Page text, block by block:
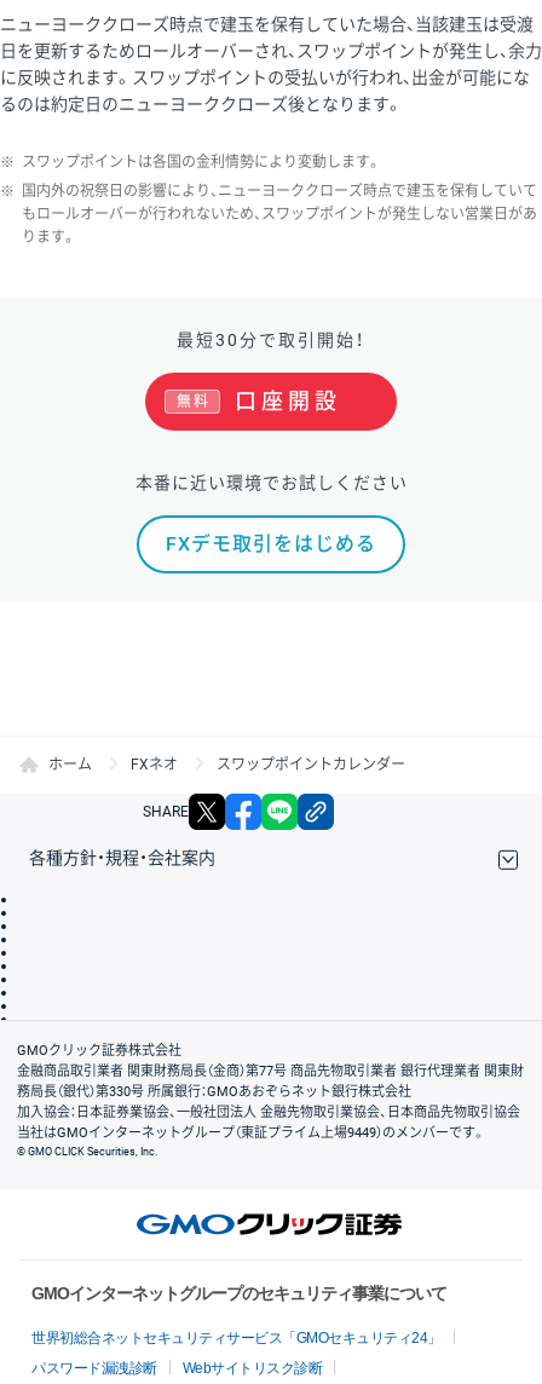
ニューヨーククローズ時点で建玉を保有していた場合、当該建玉は受渡
日を更新するためロールオーバーされ、スワップポイントが発生し、余力
に反映されます。スワップポイントの受払いが行われ、出金が可能にな
るのは約定日のニューヨーククローズ後となります。
※ スワップポイントは各国の金利情勢により変動します。
※
国内外の祝祭日の影響により、ニューヨーククローズ時点で建玉を保有していて
もロールオーバーが行われないため、スワップポイントが発生しない営業日があ
ります。
最短30分で取引開始！
口座開設
無料
本番に近い環境でお試しください
FXデモ取引をはじめる
ホーム FXネオ スワップポイントカレンダー
SHARE X facebook
各種方針・規程・会社案内
会社案内
GMOクリック証券株式会社
金融商品取引業者 関東財務局長（金商）第77号 商品先物取引業者 銀行代理業者 関東財
務局長（銀代）第330号 所属銀行：GMOあおぞらネット銀行株式会社
加入協会：日本証券業協会、一般社団法人 金融先物取引業協会、日本商品先物取引協会
当社はGMOインターネットグループ（東証プライム上場9449）のメンバーです。
© GMO CLICK Securities, Inc.
GMOインターネットグループのセキュリティ事業について
世界初総合ネットセキュリティサービス「GMOセキュリティ24」
パスワード漏洩診断
Webサイトリスク診断